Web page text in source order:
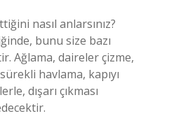
nasıl anlarsınız?
bunu size bazı
Ağlama, daireler çizme,
havlama, kapıyı
dışarı çıkması